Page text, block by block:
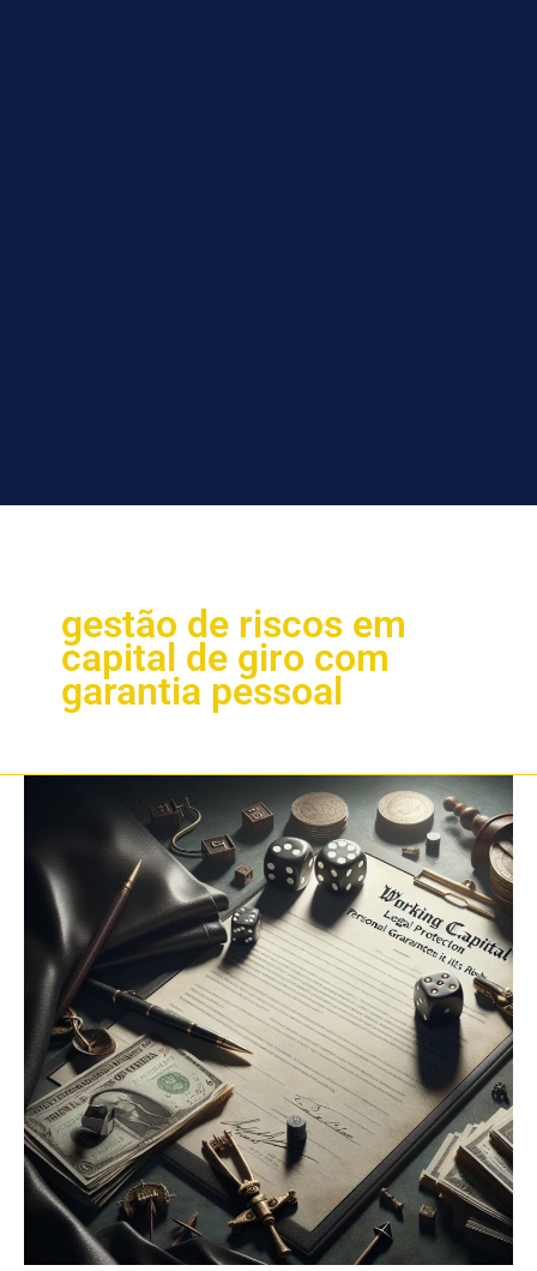
gestão de riscos em
capital de giro com
garantia pessoal
Capital
Giro:
Garantia
Pessoal
e
Seus
Riscos
2025